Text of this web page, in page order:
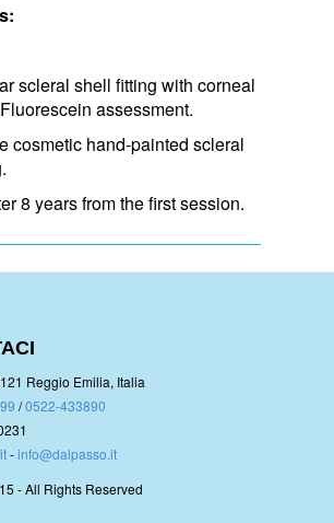
scleral shell fitting with corneal
assessment.
cosmetic hand-painted scleral
8 years from the first session.
Reggio Emilia, Italia
/0522-433890
-info@dalpasso.it
- All Rights Reserved